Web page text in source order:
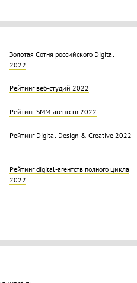
Золотая Cотня российского Digital
2022
Рейтинг веб-студий 2022
Рейтинг SMM-агентств 2022
Рейтинг Digital Design & Creative 2022
Рейтинг digital-агентств полного цикла
2022